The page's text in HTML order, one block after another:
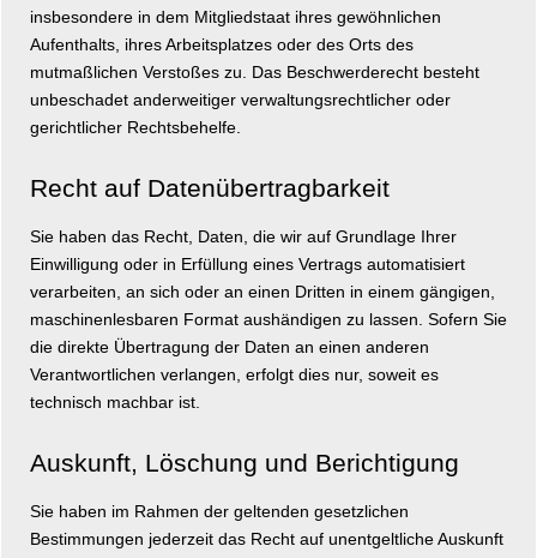
insbesondere in dem Mitgliedstaat ihres gewöhnlichen
Aufenthalts, ihres Arbeitsplatzes oder des Orts des
mutmaßlichen Verstoßes zu. Das Beschwerderecht besteht
unbeschadet anderweitiger verwaltungsrechtlicher oder
gerichtlicher Rechtsbehelfe.
Recht auf Datenübertragbarkeit
Sie haben das Recht, Daten, die wir auf Grundlage Ihrer
Einwilligung oder in Erfüllung eines Vertrags automatisiert
verarbeiten, an sich oder an einen Dritten in einem gängigen,
maschinenlesbaren Format aushändigen zu lassen. Sofern Sie
die direkte Übertragung der Daten an einen anderen
Verantwortlichen verlangen, erfolgt dies nur, soweit es
technisch machbar ist.
Auskunft, Löschung und Berichtigung
Sie haben im Rahmen der geltenden gesetzlichen
Bestimmungen jederzeit das Recht auf unentgeltliche Auskunft